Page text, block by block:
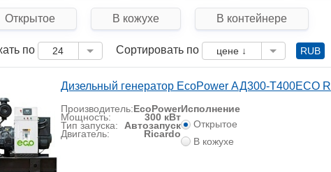
Открытое В кожухе В контейнере
по 24 Сортировать по цене ↓ RUB
Дизельный генератор EcoPower АД300-T400ECO R
Производитель:EcoPower
Мощность: 300 кВт
Тип запуска: Автозапуск
Двигатель: Ricardo
Исполнение
Открытое
В кожухе